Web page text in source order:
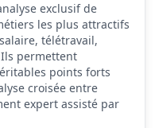
exclusif de
les plus attractifs
télétravail,
permettent
points forts
croisée entre
expert assisté par
2.0
4.0
6.7